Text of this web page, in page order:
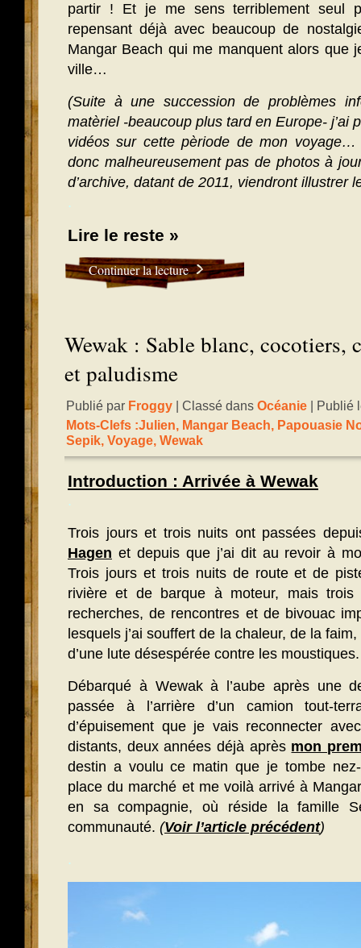
partir ! Et je me sens terriblement seul
repensant déjà avec beaucoup de
Mangar Beach qui me manquent alors que
ville…
(Suite à une succession de problèmes
matèriel -beaucoup plus tard en Europe- j’ai
vidéos sur cette pèriode de mon
donc malheureusement pas de photos à
d’archive, datant de 2011, viendront illustrer
.
Lire le reste »
Continuer la lecture
Wewak : Sable blanc, cocotiers,
et paludisme
Publié par Froggy | Classé dans Océanie | Publié
Mots-Clefs :Julien, Mangar Beach, Papouasie
Sepik, Voyage, Wewak
Introduction : Arrivée à Wewak
.
Trois jours et trois nuits ont passées
Hagen et depuis que j’ai dit au revoir à
Trois jours et trois nuits de route et de
rivière et de barque à moteur, mais trois
recherches, de rencontres et de bivouac
lesquels j’ai souffert de la chaleur, de la
d’une lute désespérée contre les moustiques.
Débarqué à Wewak à l’aube après une
passée à l’arrière d’un camion tout-
d’épuisement que je vais reconnecter
distants, deux années déjà après mon
destin a voulu ce matin que je tombe
place du marché et me voilà arrivé à
en sa compagnie, où réside la famille
communauté. (Voir l’article précédent)
.